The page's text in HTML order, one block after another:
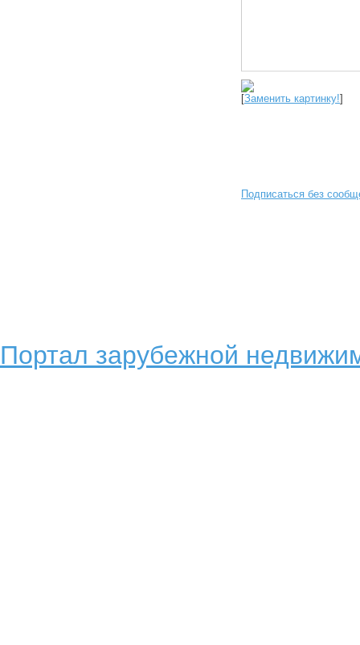
[Заменить картинку!]
Подписаться без
Портал зарубежной